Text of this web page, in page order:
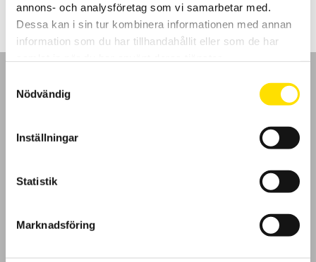
annons- och analysföretag som vi samarbetar med.
Dessa kan i sin tur kombinera informationen med annan
information som du har tillhandahållit eller som de har
Nödvändig
Inställningar
Statistik
Marknadsföring